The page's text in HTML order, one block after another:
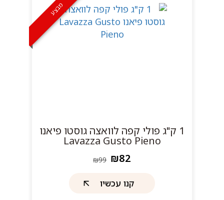
מבצע
1 ק"ג פולי קפה לוואצה גוסטו פיאנו
Lavazza Gusto Pieno
₪82
₪99
קנו עכשיו